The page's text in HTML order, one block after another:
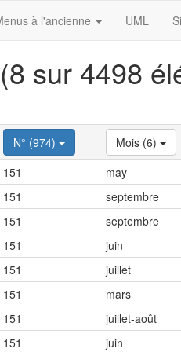
à l'ancienne UML
sur 4498
N° (974) Mois (6)
151 may
151 septembre
151 septembre
151 juin
151 juillet
151 mars
151 juillet-août
151 juin